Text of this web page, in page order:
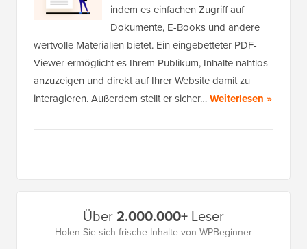
indem es einfachen Zugriff auf
Dokumente, E-Books und andere
wertvolle Materialien bietet. Ein eingebetteter PDF-
Viewer ermöglicht es Ihrem Publikum, Inhalte nahtlos
anzuzeigen und direkt auf Ihrer Website damit zu
interagieren. Außerdem stellt er sicher…Weiterlesen »
Seitenleistenmenü
Über2.000.000+ Leser
Holen Sie sich frische Inhalte von WPBeginner